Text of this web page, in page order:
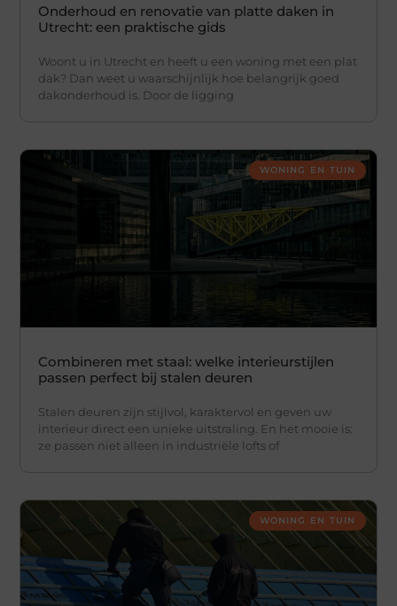
Onderhoud en renovatie van platte daken in
Utrecht: een praktische gids
Woont u in Utrecht en heeft u een woning met een plat
dak? Dan weet u waarschijnlijk hoe belangrijk goed
dakonderhoud is. Door de ligging
WONING EN TUIN
Combineren met staal: welke interieurstijlen
passen perfect bij stalen deuren
Stalen deuren zijn stijlvol, karaktervol en geven uw
interieur direct een unieke uitstraling. En het mooie is:
ze passen niet alleen in industriële lofts of
WONING EN TUIN